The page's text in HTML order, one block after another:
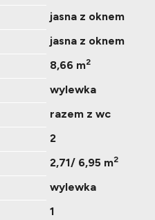
jasna z oknem
jasna z oknem
8,66 m2
wylewka
razem z wc
2
2,71/ 6,95 m2
wylewka
1